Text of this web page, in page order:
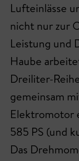
Lufteinlässe
nicht nur zur
Leistung und
Haube
Dreiliter-
gemeinsam
Elektromotor
585 PS (und
Das